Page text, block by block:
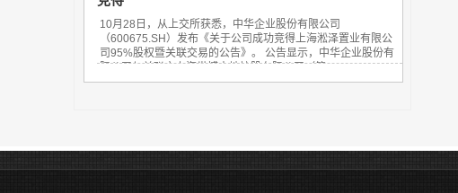
10月28日，从上交所获悉，中华企业股份有限公司
（600675.SH）发布《关于公司成功竞得上海淞泽置业有限公
司95%股权暨关联交易的公告》。 公告显示，中华企业股份有
限公司与关联方上海世博土地控股有限公司（简...